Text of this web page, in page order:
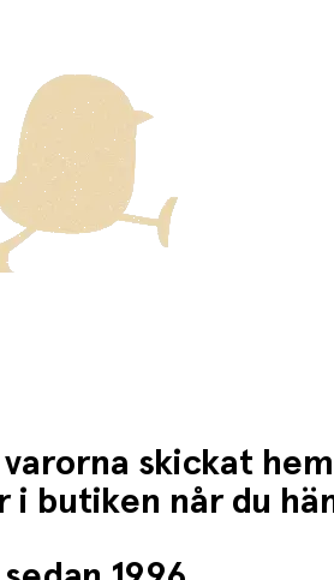
skickat
i butiken når du